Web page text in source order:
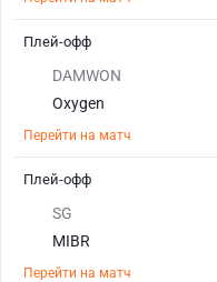
DAMWON
Oxygen
Перейти на матч
Плей-офф
SG
MIBR
Перейти на матч
Плей-офф